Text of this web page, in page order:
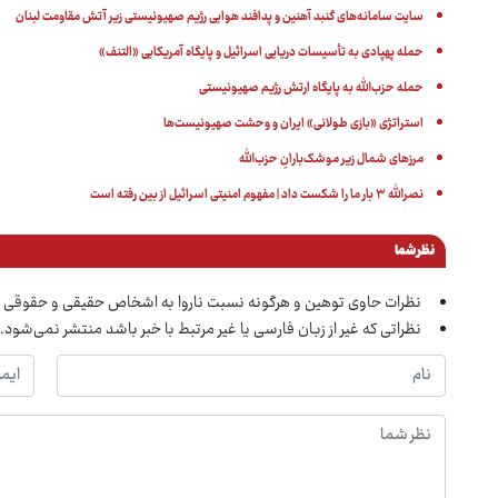
سایت سامانه‌های گنبد آهنین و پدافند هوایی رژیم صهیونیستی زیر آتش مقاومت لبنان
حمله پهپادی به تأسیسات دریایی اسرائیل و پایگاه آمریکایی «التنف»
حمله حزب‌الله به پایگاه ارتش رژیم صهیونیستی
استراتژی «بازی طولانی» ایران و وحشت صهیونیست‌ها
مرزهای شمال زیر موشک‌بارانِ حزب‌الله
نصرالله ۳ بار ما را شکست داد | مفهوم امنیتی اسرائیل از بین رفته است
نظر شما
نظرات حاوی توهین و هرگونه نسبت ناروا به اشخاص حقیقی و
نظراتی که غیر از زبان فارسی یا غیر مرتبط با خبر باشد منتشر نمی‌شود.